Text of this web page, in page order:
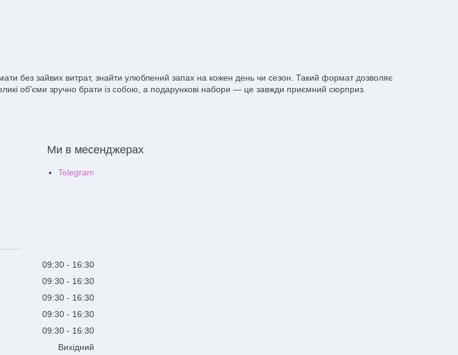
без зайвих витрат, знайти улюблений запах на кожен день чи сезон. Такий формат дозволяє
об'єми зручно брати із собою, а подарункові набори — це завжди приємний сюрприз.
Ми в месенджерах
Telegram
09:30
16:30
09:30
16:30
09:30
16:30
09:30
16:30
09:30
16:30
Вихідний